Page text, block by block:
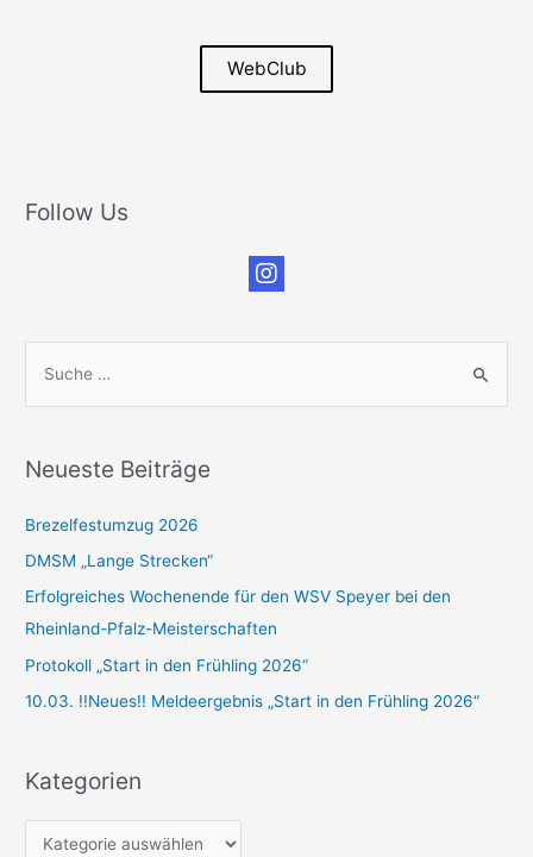
WebClub
Follow Us
n
:
Neueste Beiträge
Brezelfestumzug 2026
DMSM „Lange Strecken“
Erfolgreiches Wochenende für den WSV Speyer bei den
Rheinland-Pfalz-Meisterschaften
Protokoll „Start in den Frühling 2026“
10.03. !!Neues!! Meldeergebnis „Start in den Frühling 2026“
Kategorien